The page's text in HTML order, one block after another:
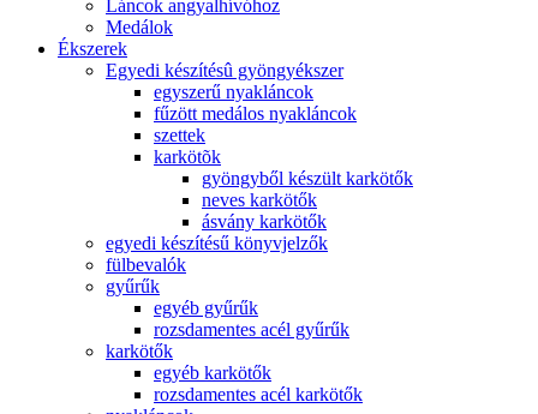
Láncok angyalhívóhoz
Medálok
Ékszerek
Egyedi készítésû gyöngyékszer
egyszerű nyakláncok
fűzött medálos nyakláncok
szettek
karkötõk
gyöngyből készült karkötők
neves karkötők
ásvány karkötők
egyedi készítésű könyvjelzők
fülbevalók
gyűrűk
egyéb gyűrűk
rozsdamentes acél gyűrűk
karkötők
egyéb karkötők
rozsdamentes acél karkötők